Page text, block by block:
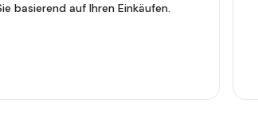
basierend auf Ihren Einkäufen.